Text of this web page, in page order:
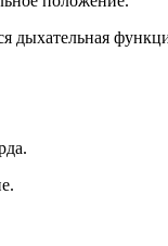
дыхательная